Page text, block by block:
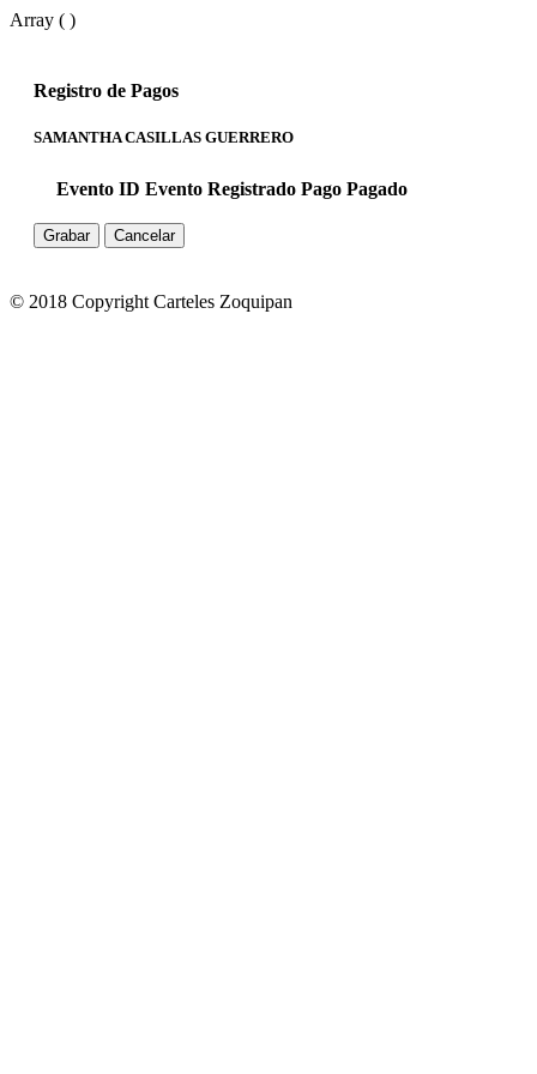
Array ( )
Registro de Pagos
SAMANTHA CASILLAS GUERRERO
Evento ID Evento Registrado Pago Pagado
Grabar Cancelar
© 2018 Copyright Carteles Zoquipan